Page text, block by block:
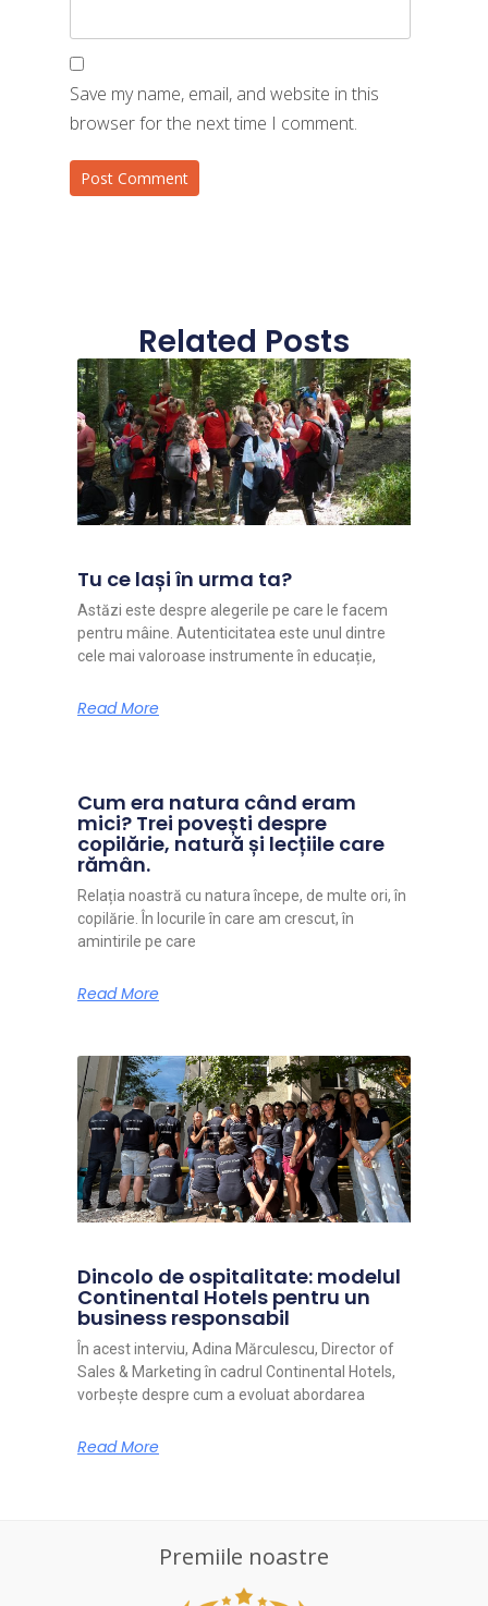
Save my name, email, and website in this
browser for the next time I comment.
Related Posts
Tu ce lași în urma ta?
Astăzi este despre alegerile pe care le facem
pentru mâine. Autenticitatea este unul dintre
cele mai valoroase instrumente în educație,
Read More
Cum era natura când eram
mici? Trei povești despre
copilărie, natură și lecțiile care
rămân.
Relația noastră cu natura începe, de multe ori, în
copilărie. În locurile în care am crescut, în
amintirile pe care
Read More
Dincolo de ospitalitate: modelul
Continental Hotels pentru un
business responsabil
În acest interviu, Adina Mărculescu, Director of
Sales & Marketing în cadrul Continental Hotels,
vorbește despre cum a evoluat abordarea
Read More
Premiile noastre